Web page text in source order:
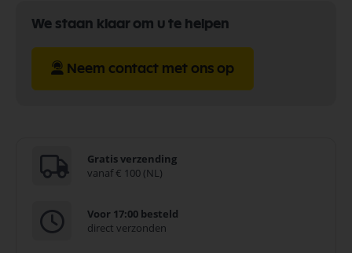
We staan klaar om u te helpen
Neem contact met ons op
Gratis verzending
vanaf € 100 (NL)
Voor 17:00 besteld
direct verzonden